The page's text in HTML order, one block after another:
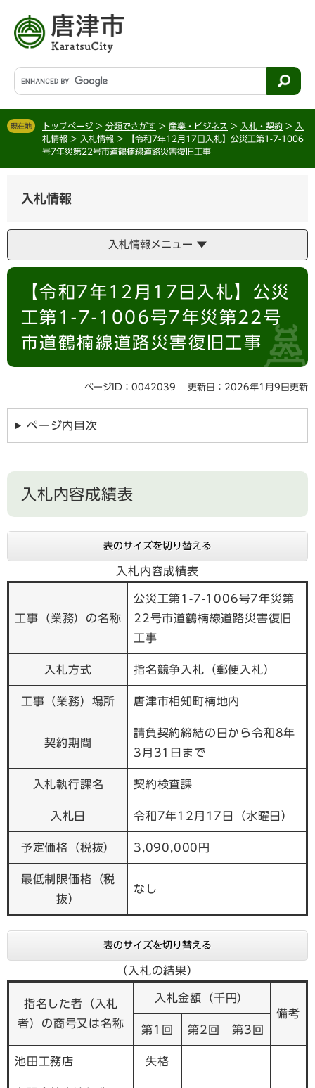
す
。
し
て
へ
G
o
g
l
タ
ム
現在地 トップページ > 分類でさがす > 産業・ビジネス > 入札・契約 > 入
札情報 > 入札情報 >
【令和7年12月17日入札】公災工第1-7-1006
号7年災第22号市道鶴楠線道路災害復旧工事
入札情報
入札情報メニュー
本
【令和7年12月17日入札】公災
工第1-7-1006号7年災第22号
市道鶴楠線道路災害復旧工事
ページID：0042039 更新日：2026年1月9日更新
ページ内目次
入札内容成績表
表のサイズを切り替える
入札内容成績表
工事（業務）の名称
公災工第1-7-1006号7年災第
22号市道鶴楠線道路災害復旧
工事
入札方式 指名競争入札（郵便入札）
工事（業務）場所 唐津市相知町楠地内
契約期間
請負契約締結の日から令和8年
3月31日まで
入札執行課名 契約検査課
入札日 令和7年12月17日（水曜日）
予定価格（税抜） 3,090,000円
最低制限価格（税
抜）
なし
表のサイズを切り替える
（入札の結果）
指名した者（入札
者）の商号又は名称
入札金額（千円）
備考
第1回
第2回 第3回
池田工務店 失格